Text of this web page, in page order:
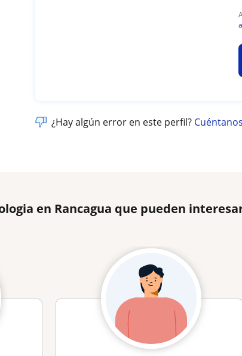
¿Hay algún error en este perfil? Cuéntanos
en Rancagua que pueden